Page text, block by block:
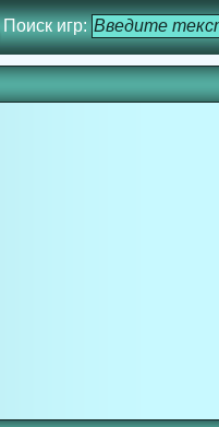
Поиск игр: